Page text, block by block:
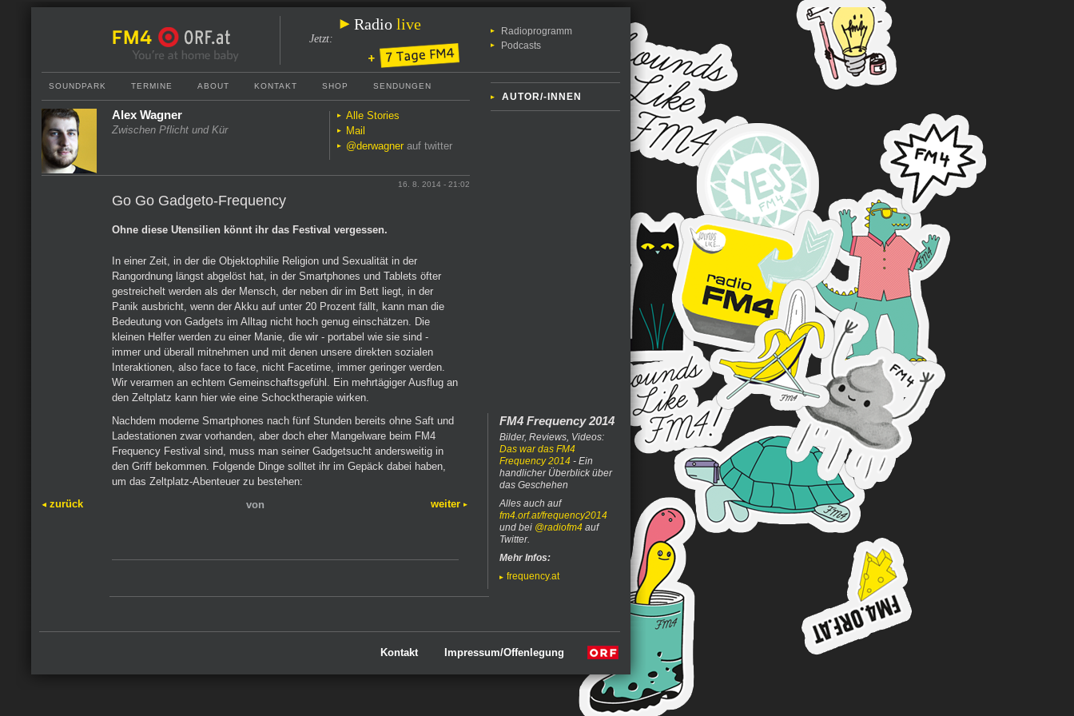
Radio live
Jetzt:
Radioprogramm
Podcasts
AUTOR/-INNEN
SOUNDPARK TERMINE ABOUT KONTAKT SHOP SENDUNGEN
Alex Wagner
Zwischen Pflicht und Kür
Alle Stories
Mail
@derwagner auf twitter
16. 8. 2014 - 21:02
Go Go Gadgeto-Frequency
Ohne diese Utensilien könnt ihr das Festival vergessen.
In einer Zeit, in der die Objektophilie Religion und Sexualität in der
Rangordnung längst abgelöst hat, in der Smartphones und Tablets öfter
gestreichelt werden als der Mensch, der neben dir im Bett liegt, in der
Panik ausbricht, wenn der Akku auf unter 20 Prozent fällt, kann man die
Bedeutung von Gadgets im Alltag nicht hoch genug einschätzen. Die
kleinen Helfer werden zu einer Manie, die wir - portabel wie sie sind -
immer und überall mitnehmen und mit denen unsere direkten sozialen
Interaktionen, also face to face, nicht Facetime, immer geringer werden.
Wir verarmen an echtem Gemeinschaftsgefühl. Ein mehrtägiger Ausflug an
den Zeltplatz kann hier wie eine Schocktherapie wirken.
FM4 Frequency 2014
Bilder, Reviews, Videos:
Das war das FM4
Frequency 2014 - Ein
handlicher Überblick über
das Geschehen
Alles auch auf
fm4.orf.at/frequency2014
und bei @radiofm4 auf
Twitter.
Mehr Infos:
frequency.at
Nachdem moderne Smartphones nach fünf Stunden bereits ohne Saft und
Ladestationen zwar vorhanden, aber doch eher Mangelware beim FM4
Frequency Festival sind, muss man seiner Gadgetsucht andersweitig in
den Griff bekommen. Folgende Dinge solltet ihr im Gepäck dabei haben,
um das Zeltplatz-Abenteuer zu bestehen:
zurück
von weiter
Kontakt Impressum/Offenlegung